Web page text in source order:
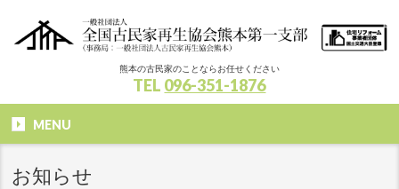
熊本の古民家のことならお任せください
TEL 096-351-1876
MENU
お知らせ